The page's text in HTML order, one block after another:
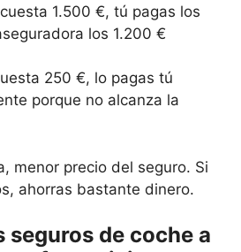
1.500 €, tú pagas los
los 1.200 €
250 €, lo pagas tú
porque no alcanza la
menor precio del seguro. Si
ahorras bastante dinero.
seguros de coche a